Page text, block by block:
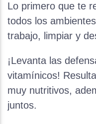
Lo primero que te
todos los
trabajo, limpiar y
¡Levanta las
vitamínicos!
muy nutritivos,
juntos.